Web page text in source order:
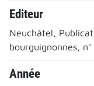
Editeur
Neuchâtel,
bourguignonnes,
Année